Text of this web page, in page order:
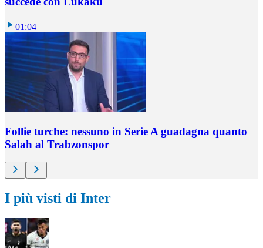
01:04
Follie turche: nessuno in Serie A guadagna quanto
Salah al Trabzonspor
I più visti di Inter